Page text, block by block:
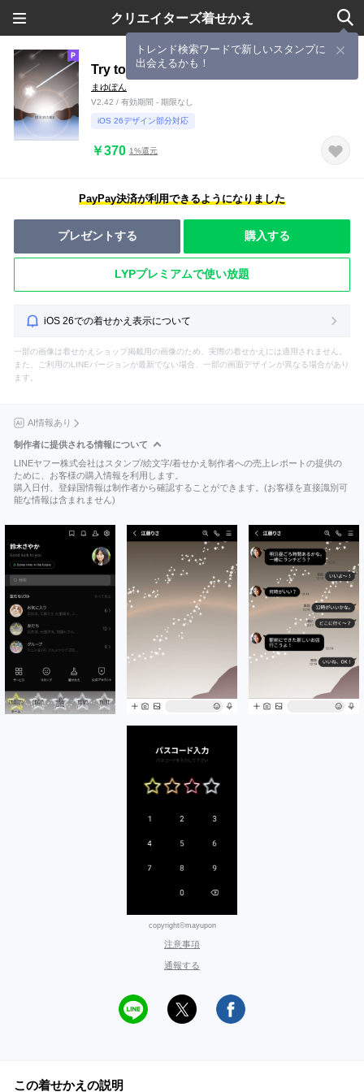
クリエイターズ着せかえ
トレンド検索ワードで新しいスタンプに
出会えるかも！
Try to say a wish
まゆぽん
V2.42 / 有効期間 - 期限なし
iOS 26デザイン部分対応
￥370 1%還元
PayPay決済が利用できるようになりました
プレゼントする 購入する
LYPプレミアムで使い放題
iOS 26での着せかえ表示について
一部の画像は着せかえショップ掲載用の画像のため、実際の着せかえには適用されません。
また、ご利用のLINEバージョンが最新でない場合、一部の画面デザインが異なる場合があり
ます。
AI情報あり
制作者に提供される情報について
LINEヤフー株式会社はスタンプ/絵文字/着せかえ制作者への売上レポートの提供の
ために、お客様の購入情報を利用します。
購入日付、登録国情報は制作者から確認することができます。(お客様を直接識別可
能な情報は含まれません)
copyright©mayupon
注意事項
通報する
この着せかえの説明